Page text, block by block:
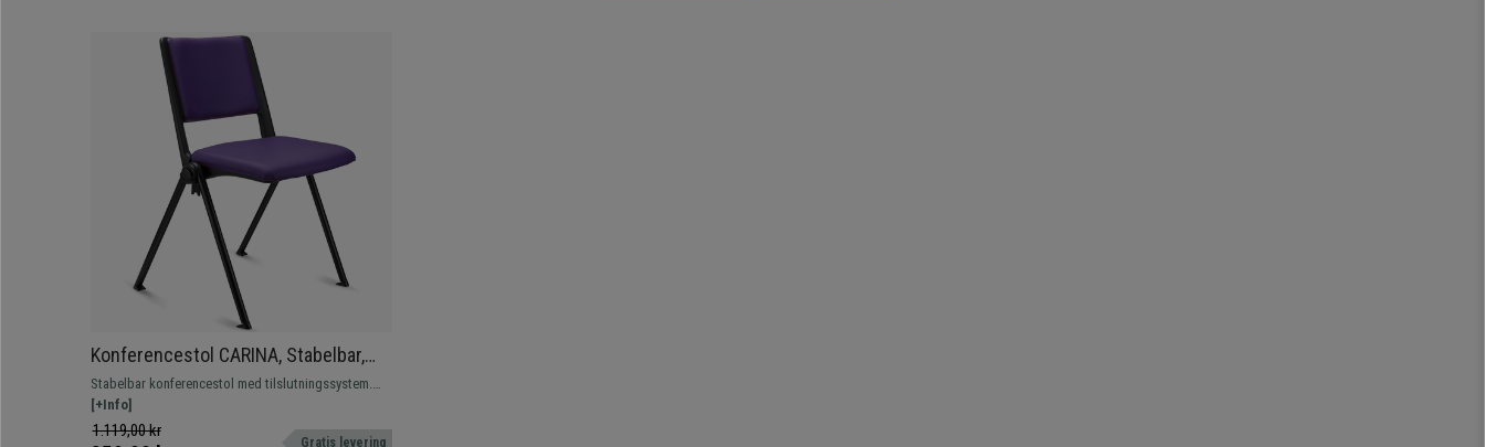
Konferencestol CARINA, Stabelbar,
Tilslutningskroge, Sorte Ben og Lilla
Læder
Stabelbar konferencestol med tilslutningssystem.
Attraktivt, moderne design, fås med betræk, bord og
armlæn.
[+Info]
1.119,00 kr
Gratis levering